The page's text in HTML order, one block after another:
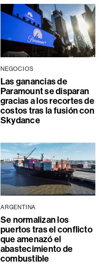
NEGOCIOS
Las ganancias de
Paramount se disparan
gracias a los recortes de
costos tras la fusión con
Skydance
ARGENTINA
Se normalizan los
puertos tras el conflicto
que amenazó el
abastecimiento de
combustible